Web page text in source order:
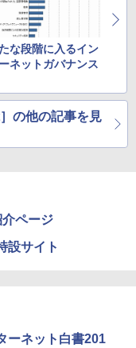
な段階に入るイン
ネットガバナンス
の他の記事を見
介ページ
設サイト
ーネット白書201